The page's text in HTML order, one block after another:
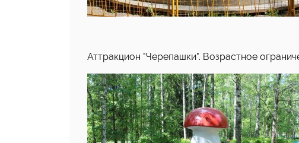
Аттракцион "Черепашки". Возрастное